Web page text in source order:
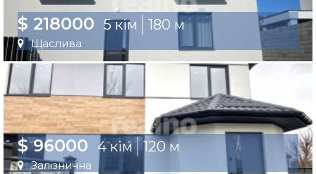
$ 218000 5 кім 180 м
Щаслива
$ 96000 4 кім 120 м
Залізнична